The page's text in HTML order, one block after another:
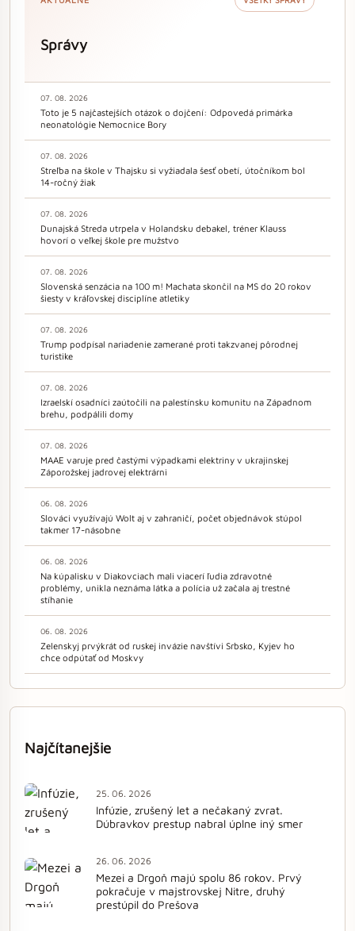
Správy
07. 08. 2026
Toto je 5 najčastejších otázok o dojčení: Odpovedá primárka
neonatológie Nemocnice Bory
07. 08. 2026
Streľba na škole v Thajsku si vyžiadala šesť obetí, útočníkom bol
14-ročný žiak
07. 08. 2026
Dunajská Streda utrpela v Holandsku debakel, tréner Klauss
hovorí o veľkej škole pre mužstvo
07. 08. 2026
Slovenská senzácia na 100 m! Machata skončil na MS do 20 rokov
šiesty v kráľovskej disciplíne atletiky
07. 08. 2026
Trump podpísal nariadenie zamerané proti takzvanej pôrodnej
turistike
07. 08. 2026
Izraelskí osadníci zaútočili na palestínsku komunitu na Západnom
brehu, podpálili domy
07. 08. 2026
MAAE varuje pred častými výpadkami elektriny v ukrajinskej
Záporožskej jadrovej elektrárni
06. 08. 2026
Slováci využívajú Wolt aj v zahraničí, počet objednávok stúpol
takmer 17-násobne
06. 08. 2026
Na kúpalisku v Diakovciach mali viacerí ľudia zdravotné
problémy, unikla neznáma látka a polícia už začala aj trestné
stíhanie
06. 08. 2026
Zelenskyj prvýkrát od ruskej invázie navštívi Srbsko, Kyjev ho
chce odpútať od Moskvy
Najčítanejšie
25. 06. 2026
Infúzie, zrušený let a nečakaný zvrat.
Dúbravkov prestup nabral úplne iný smer
26. 06. 2026
Mezei a Drgoň majú spolu 86 rokov. Prvý
pokračuje v majstrovskej Nitre, druhý
prestúpil do Prešova